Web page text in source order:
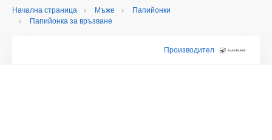
Начална страница Мъже
Папийонки
Папийонка за връзване
Производител